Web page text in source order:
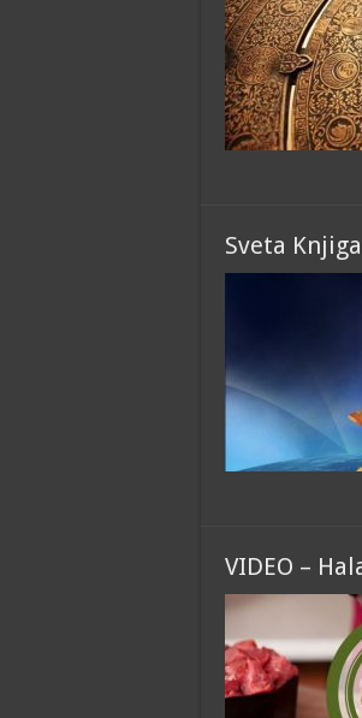
Sveta
VIDEO –